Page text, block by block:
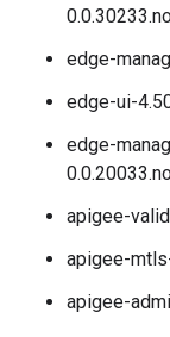
edge-
edge-ui-
edge-
apigee-
apigee-
apigee-